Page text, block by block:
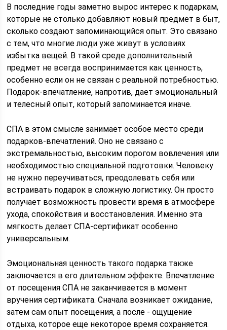
В последние годы заметно вырос интерес к подаркам,
которые не столько добавляют новый предмет в быт,
сколько создают запоминающийся опыт. Это связано
с тем, что многие люди уже живут в условиях
избытка вещей. В такой среде дополнительный
предмет не всегда воспринимается как ценность,
особенно если он не связан с реальной потребностью.
Подарок-впечатление, напротив, дает эмоциональный
и телесный опыт, который запоминается иначе.
СПА в этом смысле занимает особое место среди
подарков-впечатлений. Оно не связано с
экстремальностью, высоким порогом вовлечения или
необходимостью специальной подготовки. Человеку
не нужно переучиваться, преодолевать себя или
встраивать подарок в сложную логистику. Он просто
получает возможность провести время в атмосфере
ухода, спокойствия и восстановления. Именно эта
мягкость делает СПА-сертификат особенно
универсальным.
Эмоциональная ценность такого подарка также
заключается в его длительном эффекте. Впечатление
от посещения СПА не заканчивается в момент
вручения сертификата. Сначала возникает ожидание,
затем сам опыт посещения, а после - ощущение
отдыха, которое еще некоторое время сохраняется.